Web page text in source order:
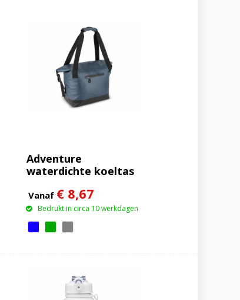
Adventure
waterdichte koeltas
Vanaf € 8,67
Bedrukt in circa 10 werkdagen